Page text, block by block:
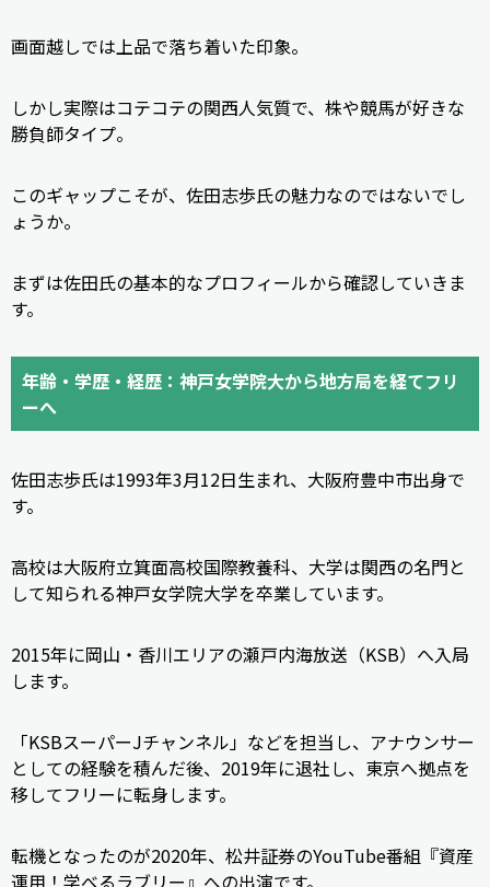
画面越しでは上品で落ち着いた印象。
しかし実際はコテコテの関西人気質で、株や競馬が好きな
勝負師タイプ。
このギャップこそが、佐田志歩氏の魅力なのではないでし
ょうか。
まずは佐田氏の基本的なプロフィールから確認していきま
す。
年齢・学歴・経歴：神戸女学院大から地方局を経てフリ
ーへ
佐田志歩氏は1993年3月12日生まれ、大阪府豊中市出身で
す。
高校は大阪府立箕面高校国際教養科、大学は関西の名門と
して知られる神戸女学院大学を卒業しています。
2015年に岡山・香川エリアの瀬戸内海放送（KSB）へ入局
します。
「KSBスーパーJチャンネル」などを担当し、アナウンサー
としての経験を積んだ後、2019年に退社し、東京へ拠点を
移してフリーに転身します。
転機となったのが2020年、松井証券のYouTube番組『資産